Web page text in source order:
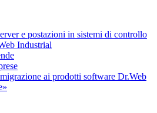
e postazioni in sistemi di controllo
Industrial
ai prodotti software Dr.Web